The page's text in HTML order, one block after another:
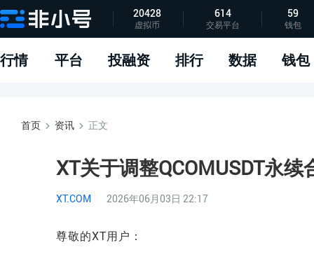
APP下载
指标说明
问题反馈
20428
虚拟币
614
交易平台
59
钱包
行情 平台 投融资 排行 数据 钱包
首页 资讯 正文
XT关于调整QCOMUSDT永
XT.COM 2026年06月03日 22:17
尊敬的XT用户：